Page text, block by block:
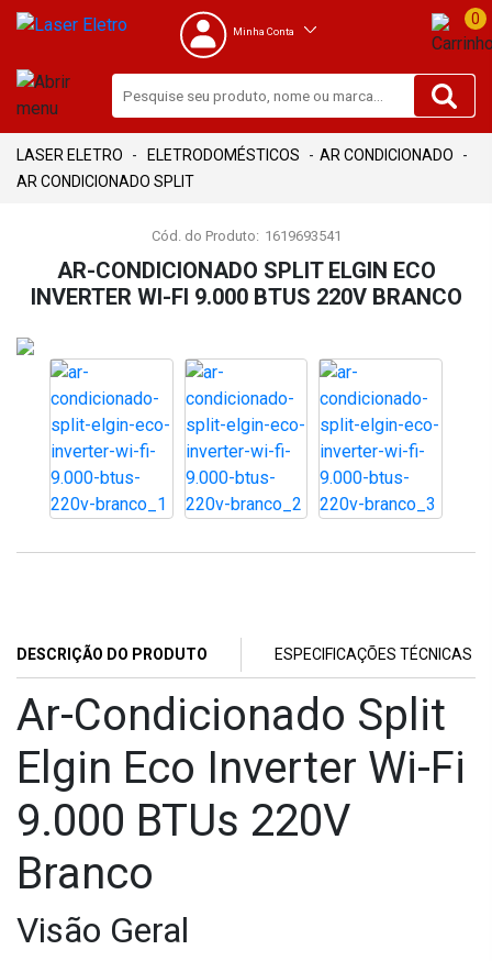
Minha Conta
0
ELETRODOMÉSTICOS
AR CONDICIONADO
AR CONDICIONADO SPLIT
Cód. do Produto: 1619693541
AR-CONDICIONADO SPLIT ELGIN ECO
INVERTER WI-FI 9.000 BTUS 220V BRANCO
DESCRIÇÃO DO PRODUTO ESPECIFICAÇÕES TÉCNICAS
Ar-Condicionado Split
Elgin Eco Inverter Wi-Fi
9.000 BTUs 220V
Branco
Visão Geral